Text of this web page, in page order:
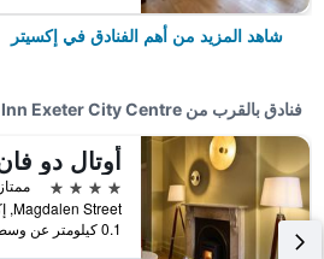
شاهد المزيد من أهم الفنادق في إكسيتر
فنادق بالقرب من Premier Inn Exeter City Centre
4 نجوم
ممتاز 8.3
0.1 كيلومتر عن وسط المدينة